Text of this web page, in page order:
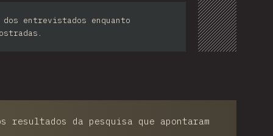
dos entrevistados enquanto
resultados da pesquisa que apontaram